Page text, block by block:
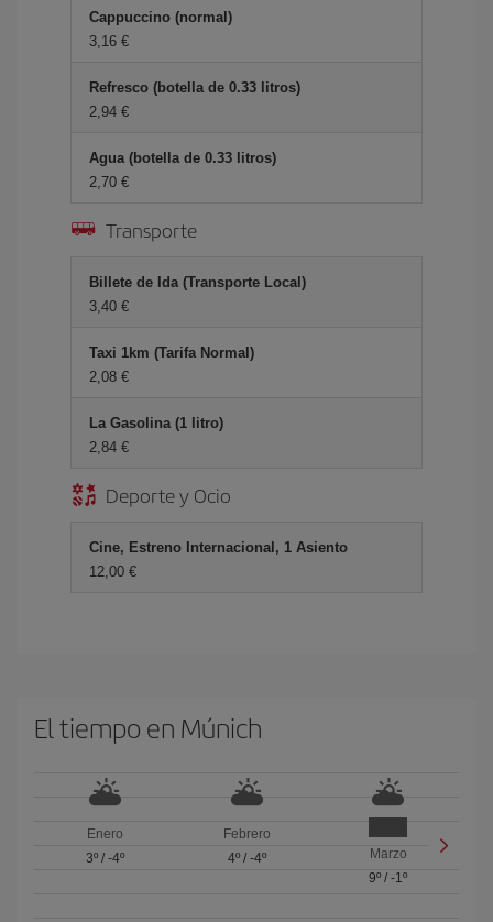
Cappuccino (normal)
3,16 €
Refresco (botella de 0.33 litros)
2,94 €
Agua (botella de 0.33 litros)
2,70 €
Transporte
Billete de Ida (Transporte Local)
3,40 €
Taxi 1km (Tarifa Normal)
2,08 €
La Gasolina (1 litro)
2,84 €
Deporte y Ocio
Cine, Estreno Internacional, 1 Asiento
12,00 €
El tiempo en Múnich
Enero
3º/ -4º
Febrero
4º/ -4º
Marzo
9º /-1º